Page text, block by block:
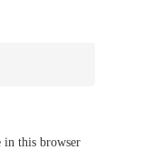
in this browser